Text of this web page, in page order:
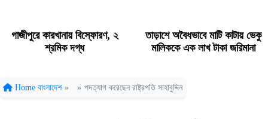
গাজীপুরে কারখানায় বিস্ফোরণ, ২
শ্রমিক দগ্ধ
তাড়াশে অবৈধভাবে মাটি কাটায় ভেকু
মালিককে এক লাখ টাকা জরিমানা
Home বাংলাদেশ » » পদত্যাগ করেছেন রাষ্ট্রপতি সাহাবুদ্দিন